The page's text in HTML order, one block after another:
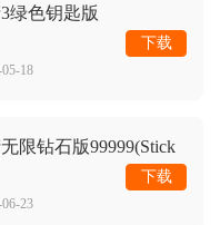
绿色钥匙版
18
下载
限钻石版99999(Stick
23
下载